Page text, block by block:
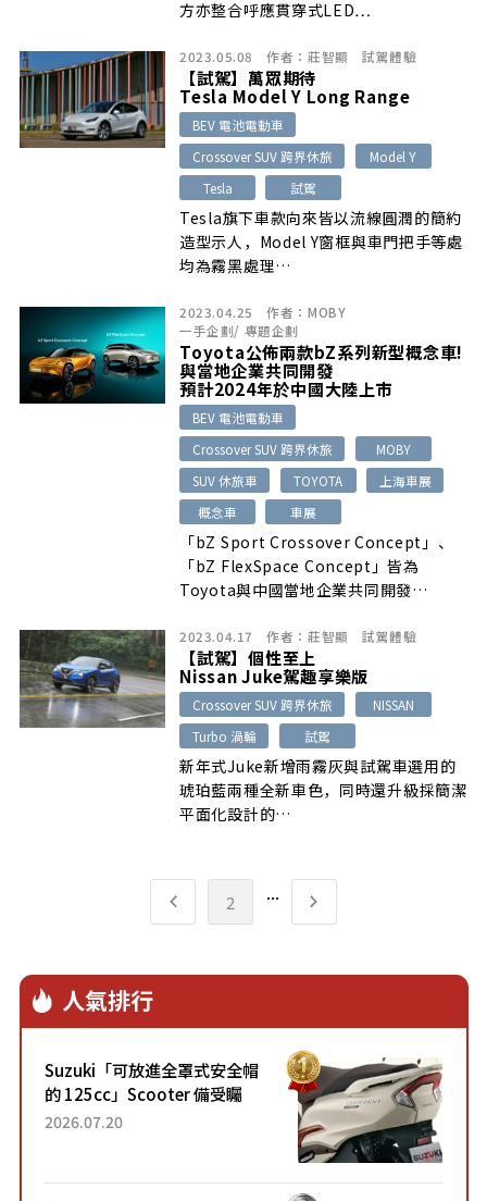
方亦整合呼應貫穿式LED…
2023.05.08 作者： 莊智顯 試駕體驗
【試駕】萬眾期待
Tesla Model Y Long Range
BEV 電池電動車
Crossover SUV 跨界休旅
Model Y
Tesla
試駕
Tesla旗下車款向來皆以流線圓潤的簡約
造型示人，Model Y窗框與車門把手等處
均為霧黑處理…
2023.04.25 作者： MOBY
一手企劃/ 專題企劃
Toyota公佈兩款bZ系列新型概念車!
與當地企業共同開發
預計2024年於中國大陸上市
BEV 電池電動車
Crossover SUV 跨界休旅
MOBY
SUV 休旅車
TOYOTA
上海車展
概念車
車展
「bZ Sport Crossover Concept」、
「bZ FlexSpace Concept」皆為
Toyota與中國當地企業共同開發…
2023.04.17 作者： 莊智顯 試駕體驗
【試駕】個性至上
Nissan Juke駕趣享樂版
Crossover SUV 跨界休旅
NISSAN
Turbo 渦輪
試駕
新年式Juke新增雨霧灰與試駕車選用的
琥珀藍兩種全新車色，同時還升級採簡潔
平面化設計的…
2 ...
人氣排行
Suzuki「可放進全罩式安全帽
的 125cc」Scooter 備受矚
目！採用全新流線設計與各項
2026.07.20